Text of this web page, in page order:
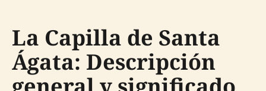
La Capilla de Santa
Ágata: Descripción